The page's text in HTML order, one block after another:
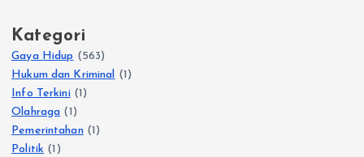
Kategori
Gaya Hidup (563)
Hukum dan Kriminal (1)
Info Terkini(1)
Olahraga (1)
Pemerintahan(1)
Politik (1)